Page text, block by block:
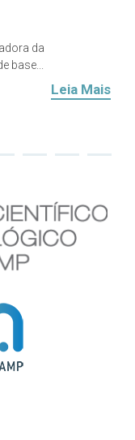
da
base...
Leia Mais